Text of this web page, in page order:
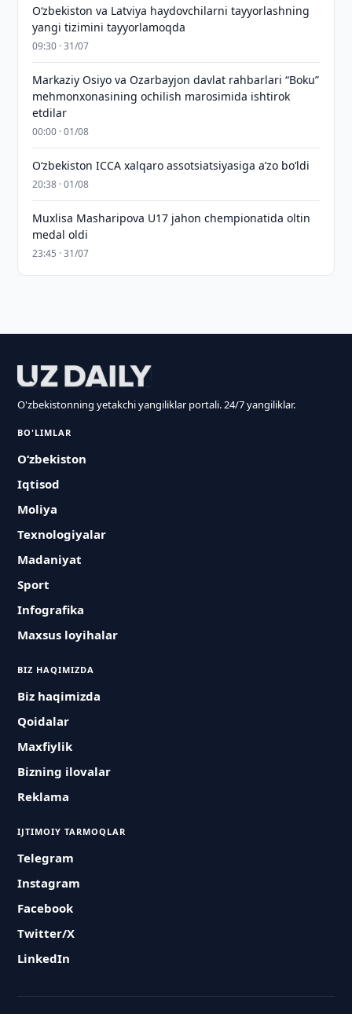
Oʻzbekiston va Latviya haydovchilarni tayyorlashning
yangi tizimini tayyorlamoqda
09:30 · 31/07
Markaziy Osiyo va Ozarbayjon davlat rahbarlari “Boku”
mehmonxonasining ochilish marosimida ishtirok
etdilar
00:00 · 01/08
O‘zbekiston ICCA xalqaro assotsiatsiyasiga aʼzo bo‘ldi
20:38 · 01/08
Muxlisa Masharipova U17 jahon chempionatida oltin
medal oldi
23:45 · 31/07
O'zbekistonning yetakchi yangiliklar portali. 24/7 yangiliklar.
BO'LIMLAR
O‘zbekiston
Iqtisod
Moliya
Texnologiyalar
Madaniyat
Sport
Infografika
Maxsus loyihalar
BIZ HAQIMIZDA
Biz haqimizda
Qoidalar
Maxfiylik
Bizning ilovalar
Reklama
IJTIMOIY TARMOQLAR
Telegram
Instagram
Facebook
Twitter/X
LinkedIn